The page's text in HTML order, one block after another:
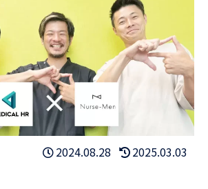
2024.08.28 2025.03.03